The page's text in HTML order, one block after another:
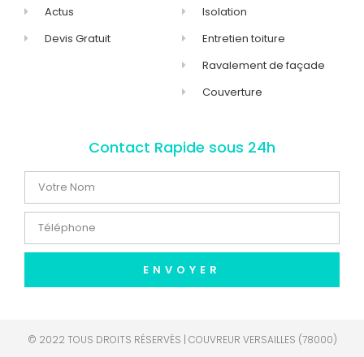
Actus
Devis Gratuit
Isolation
Entretien toiture
Ravalement de façade
Couverture
Contact Rapide sous 24h
ENVOYER
© 2022 TOUS DROITS RÉSERVÉS | COUVREUR VERSAILLES (78000)